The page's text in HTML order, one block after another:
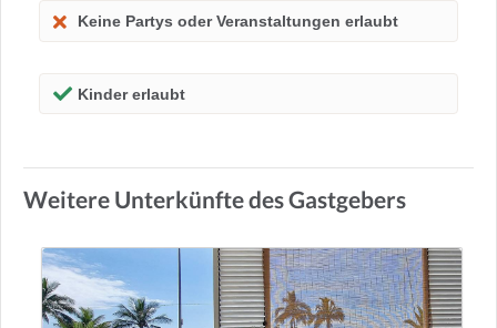
Keine Partys oder Veranstaltungen erlaubt
Kinder erlaubt
Weitere Unterkünfte des Gastgebers